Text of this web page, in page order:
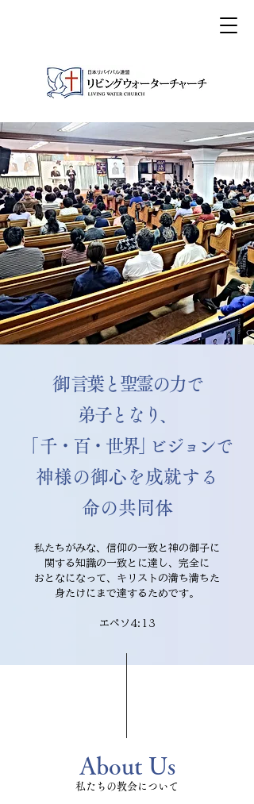
​​御言葉と聖霊の力で
弟子となり、
千・百・世界」 ビジョンで
​神様の御心を成就する
​命の共同体
私たちがみな、信仰の一致と神の御子に
関する知識の一致とに達し、完全に
おとなになって、キリストの満ち満ちた
身たけにまで達するためです。
エペソ4:13
About Us
私たちの教会について